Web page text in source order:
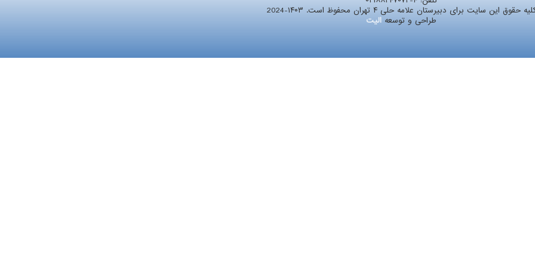
حقوق این سایت برای دبیرستان علامه حلی ۴ تهران محفوظ است. ۱۴۰۳-2024
طراحی و توسعه الیت